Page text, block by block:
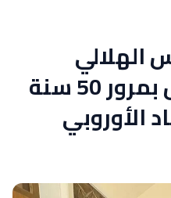
الهلالي
لمراسيم الاحتفال بمرور 50 سنة
الأوروبي